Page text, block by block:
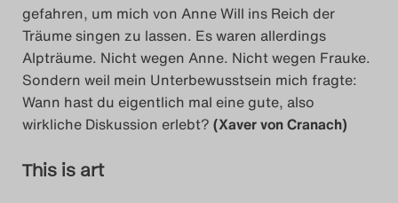
gefahren, um mich von Anne Will ins Reich der
Träume singen zu lassen. Es waren allerdings
Alpträume. Nicht wegen Anne. Nicht wegen Frauke.
Sondern weil mein Unterbewusstsein mich fragte:
Wann hast du eigentlich mal eine gute, also
wirkliche Diskussion erlebt? (Xaver von Cranach)
This is art